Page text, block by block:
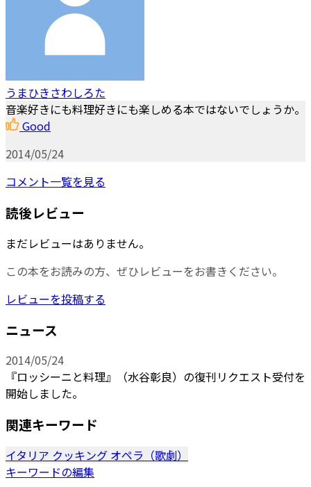
うまひきさわしろた
音楽好きにも料理好きにも楽しめる本ではないでしょうか。
Good
2014/05/24
コメント一覧を見る
読後レビュー
まだレビューはありません。
この本をお読みの方、ぜひレビューをお書きください。
レビューを投稿する
ニュース
2014/05/24
『ロッシーニと料理』（水谷彰良）の復刊リクエスト受付を
開始しました。
関連キーワード
イタリア クッキング オペラ（歌劇）
キーワードの編集